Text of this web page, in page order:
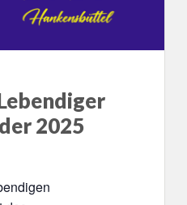
2025